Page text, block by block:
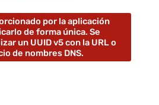
por la aplicación
de forma única. Se
un UUID v5 con la URL o
de nombres DNS.